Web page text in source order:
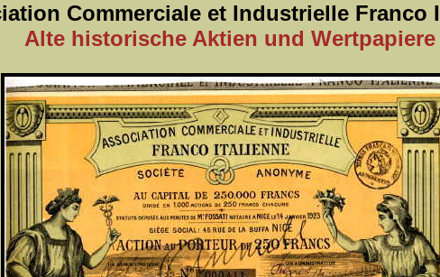
Commerciale et Industrielle Franco
Alte historische Aktien und Wertpapiere